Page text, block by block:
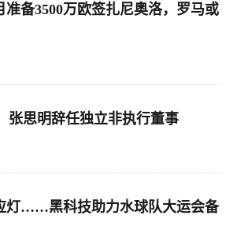
准备3500万欧签扎尼奥洛，罗马或
张思明辞任独立非执行董事
灯……黑科技助力水球队大运会备